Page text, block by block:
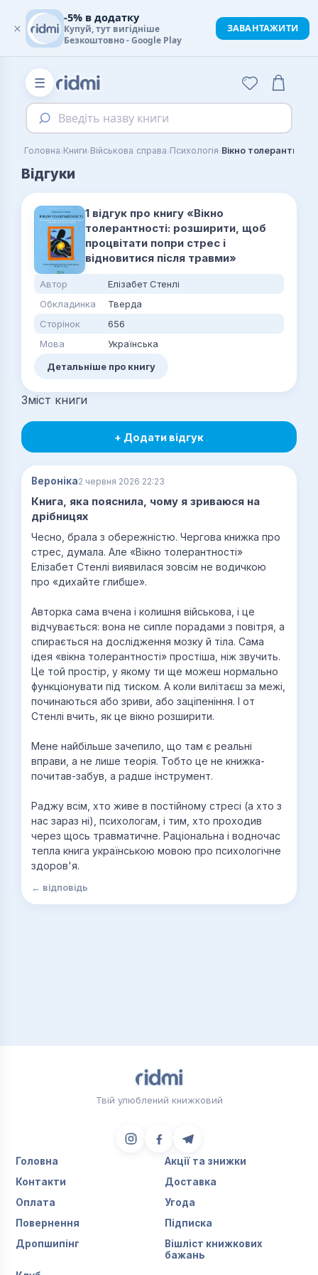
☰
Введіть назву книги
Головна›Книги›Військова справа›Психологія›
Відгуки
1 відгук про книгу «Вікно
толерантності: розширити, щоб
процвітати попри стрес і
відновитися після травми»
Автор
Елізабет Стенлі
Обкладинка
Тверда
Сторінок
656
Мова
Українська
Детальніше про книгу
Зміст книги
+ Додати відгук
Вероніка2 червня 2026 22:23
Книга, яка пояснила, чому я зриваюся на
дрібницях
Чесно, брала з обережністю. Чергова книжка про
стрес, думала. Але «Вікно толерантності»
Елізабет Стенлі виявилася зовсім не водичкою
про «дихайте глибше».
Авторка сама вчена і колишня військова, і це
відчувається: вона не сипле порадами з повітря, а
спирається на дослідження мозку й тіла. Сама
ідея «вікна толерантності» простіша, ніж звучить.
Це той простір, у якому ти ще можеш нормально
функціонувати під тиском. А коли вилітаєш за межі,
починаються або зриви, або заціпеніння. І от
Стенлі вчить, як це вікно розширити.
Мене найбільше зачепило, що там є реальні
вправи, а не лише теорія. Тобто це не книжка-
почитав-забув, а радше інструмент.
Раджу всім, хто живе в постійному стресі (а хто з
нас зараз ні), психологам, і тим, хто проходив
через щось травматичне. Раціональна і водночас
тепла книга українською мовою про психологічне
здоров'я.
← відповідь
Твій улюблений книжковий
Головна
Акції та знижки
Контакти
Доставка
Оплата
Угода
Повернення
Підписка
Дропшипінг
Вішліст книжкових
бажань
×
-5% в додатку
Купуй, тут вигідніше
Безкоштовно - Google Play
ЗАВАНТАЖИТИ